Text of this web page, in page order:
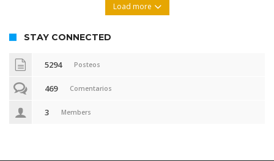
Load more
STAY CONNECTED
5294 Posteos
469 Comentarios
3 Members